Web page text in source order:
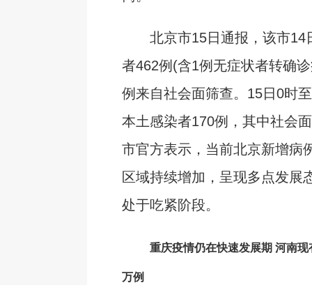
北京市15日通报，该市14
者462例(含1例无症状者转确
例来自社会面筛查。15日0时
本土感染者170例，其中社会
市官方表示，当前北京新增病
区域持续增加，呈现多点发展
处于吃紧阶段。
重庆疫情仍在快速发展期 河南
万例